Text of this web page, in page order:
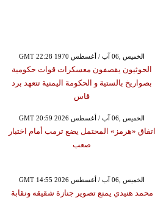
GMT 22:28 1970 الخميس ,06 آب / أغسطس
الحوثيون يقصفون معسكرات قوات حكومية
بصواريخ بالستية و الحكومة اليمنية تتعهد برد
قاس
GMT 20:59 2026 الخميس ,06 آب / أغسطس
اتفاق «هرمز» المحتمل يضع ترمب أمام اختبار
صعب
GMT 14:55 2026 الخميس ,06 آب / أغسطس
محمد هنيدي يمنع تصوير جنازة شقيقه ونقابة